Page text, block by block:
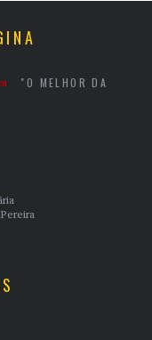
"O MELHOR DA